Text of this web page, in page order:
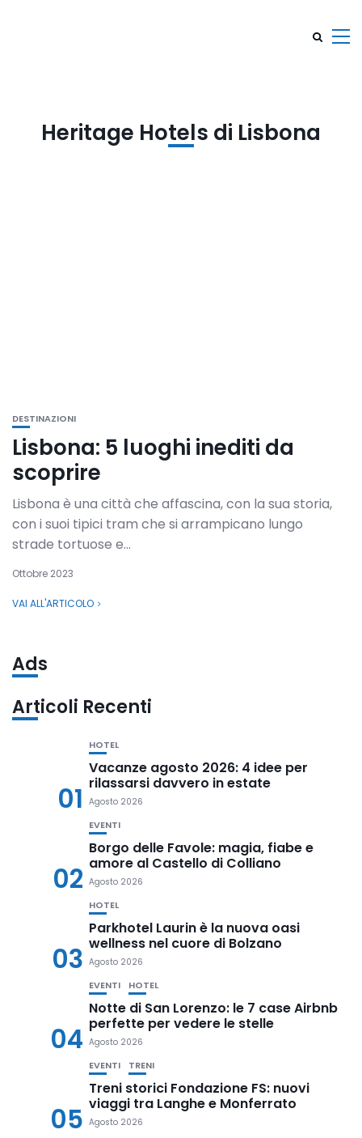
Heritage Hotels di Lisbona
DESTINAZIONI
Lisbona: 5 luoghi inediti da
scoprire
Lisbona è una città che affascina, con la sua storia,
con i suoi tipici tram che si arrampicano lungo
strade tortuose e...
Ottobre 2023
VAI ALL'ARTICOLO
Ads
Articoli Recenti
01
HOTEL
Vacanze agosto 2026: 4 idee per
rilassarsi davvero in estate
Agosto 2026
02
EVENTI
Borgo delle Favole: magia, fiabe e
amore al Castello di Colliano
Agosto 2026
03
HOTEL
Parkhotel Laurin è la nuova oasi
wellness nel cuore di Bolzano
Agosto 2026
04
EVENTI HOTEL
Notte di San Lorenzo: le 7 case Airbnb
perfette per vedere le stelle
Agosto 2026
05
EVENTI TRENI
Treni storici Fondazione FS: nuovi
viaggi tra Langhe e Monferrato
Agosto 2026